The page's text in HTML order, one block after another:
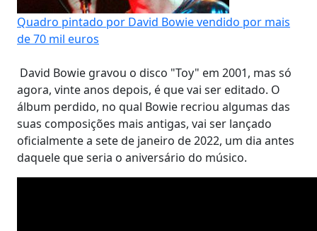
Quadro pintado por David Bowie vendido por mais
de 70 mil euros
David Bowie gravou o disco "Toy" em 2001, mas só
agora, vinte anos depois, é que vai ser editado. O
álbum perdido, no qual Bowie recriou algumas das
suas composições mais antigas, vai ser lançado
oficialmente a sete de janeiro de 2022, um dia antes
daquele que seria o aniversário do músico.